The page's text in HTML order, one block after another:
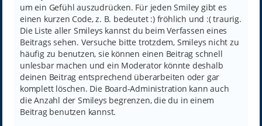
um ein Gefühl auszudrücken. Für jeden Smiley gibt es
einen kurzen Code, z. B. bedeutet :) fröhlich und :( traurig.
Die Liste aller Smileys kannst du beim Verfassen eines
Beitrags sehen. Versuche bitte trotzdem, Smileys nicht zu
häufig zu benutzen, sie können einen Beitrag schnell
unlesbar machen und ein Moderator könnte deshalb
deinen Beitrag entsprechend überarbeiten oder gar
komplett löschen. Die Board-Administration kann auch
die Anzahl der Smileys begrenzen, die du in einem
Beitrag benutzen kannst.